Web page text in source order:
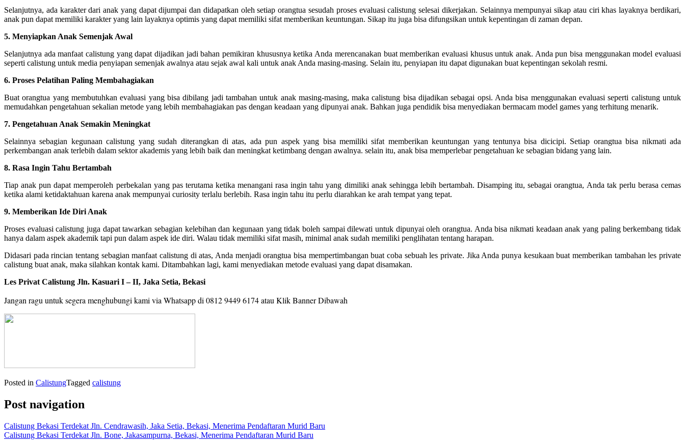
Selanjutnya, ada karakter dari anak yang dapat dijumpai dan didapatkan oleh setiap orangtua sesudah proses evaluasi calistung selesai dikerjakan. Selainnya mempunyai sikap atau ciri khas layaknya berdikari,
anak pun dapat memiliki karakter yang lain layaknya optimis yang dapat memiliki sifat memberikan keuntungan. Sikap itu juga bisa difungsikan untuk kepentingan di zaman depan.
5. Menyiapkan Anak Semenjak Awal
Selanjutnya ada manfaat calistung yang dapat dijadikan jadi bahan pemikiran khususnya ketika Anda merencanakan buat memberikan evaluasi khusus untuk anak. Anda pun bisa menggunakan model evaluasi
seperti calistung untuk media penyiapan semenjak awalnya atau sejak awal kali untuk anak Anda masing-masing. Selain itu, penyiapan itu dapat digunakan buat kepentingan sekolah resmi.
6. Proses Pelatihan Paling Membahagiakan
Buat orangtua yang membutuhkan evaluasi yang bisa dibilang jadi tambahan untuk anak masing-masing, maka calistung bisa dijadikan sebagai opsi. Anda bisa menggunakan evaluasi seperti calistung untuk
memudahkan pengetahuan sekalian metode yang lebih membahagiakan pas dengan keadaan yang dipunyai anak. Bahkan juga pendidik bisa menyediakan bermacam model games yang terhitung menarik.
7. Pengetahuan Anak Semakin Meningkat
Selainnya sebagian kegunaan calistung yang sudah diterangkan di atas, ada pun aspek yang bisa memiliki sifat memberikan keuntungan yang tentunya bisa dicicipi. Setiap orangtua bisa nikmati ada
perkembangan anak terlebih dalam sektor akademis yang lebih baik dan meningkat ketimbang dengan awalnya. selain itu, anak bisa memperlebar pengetahuan ke sebagian bidang yang lain.
8. Rasa Ingin Tahu Bertambah
Tiap anak pun dapat memperoleh perbekalan yang pas terutama ketika menangani rasa ingin tahu yang dimiliki anak sehingga lebih bertambah. Disamping itu, sebagai orangtua, Anda tak perlu berasa cemas
ketika alami ketidaktahuan karena anak mempunyai curiosity terlalu berlebih. Rasa ingin tahu itu perlu diarahkan ke arah tempat yang tepat.
9. Memberikan Ide Diri Anak
Proses evaluasi calistung juga dapat tawarkan sebagian kelebihan dan kegunaan yang tidak boleh sampai dilewati untuk dipunyai oleh orangtua. Anda bisa nikmati keadaan anak yang paling berkembang tidak
hanya dalam aspek akademik tapi pun dalam aspek ide diri. Walau tidak memiliki sifat masih, minimal anak sudah memiliki penglihatan tentang harapan.
Didasari pada rincian tentang sebagian manfaat calistung di atas, Anda menjadi orangtua bisa mempertimbangan buat coba sebuah les private. Jika Anda punya kesukaan buat memberikan tambahan les private
calistung buat anak, maka silahkan kontak kami. Ditambahkan lagi, kami menyediakan metode evaluasi yang dapat disamakan.
Les Privat Calistung Jln. Kasuari I – II, Jaka Setia, Bekasi
Jangan ragu untuk segera menghubungi kami via Whatsapp di 0812 9449 6174 atau Klik Banner Dibawah
Posted in CalistungTagged calistung
Post navigation
Calistung Bekasi Terdekat Jln. Cendrawasih, Jaka Setia, Bekasi, Menerima Pendaftaran Murid Baru
Calistung Bekasi Terdekat Jln. Bone, Jakasampurna, Bekasi, Menerima Pendaftaran Murid Baru